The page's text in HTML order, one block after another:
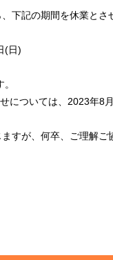
下記の期間を休業とさ
(日)
ついては、2023年8
すが、何卒、ご理解ご